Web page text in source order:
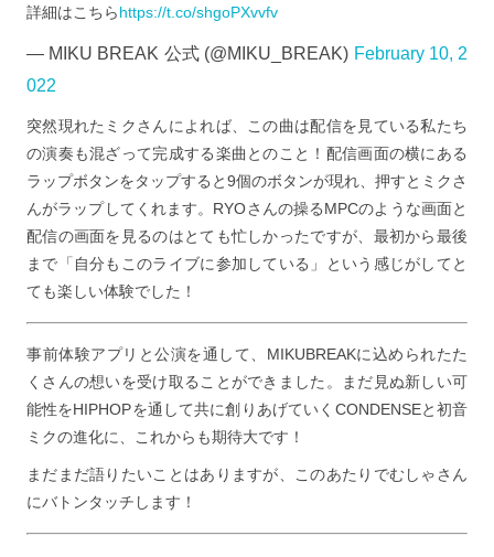
詳細はこちらhttps://t.co/shgoPXvvfv
— MIKU BREAK 公式 (@MIKU_BREAK) February 10, 2
022
突然現れたミクさんによれば、この曲は配信を見ている私たち
の演奏も混ざって完成する楽曲とのこと！配信画面の横にある
ラップボタンをタップすると9個のボタンが現れ、押すとミクさ
んがラップしてくれます。RYOさんの操るMPCのような画面と
配信の画面を見るのはとても忙しかったですが、最初から最後
まで「自分もこのライブに参加している」という感じがしてと
ても楽しい体験でした！
事前体験アプリと公演を通して、MIKUBREAKに込められたた
くさんの想いを受け取ることができました。まだ見ぬ新しい可
能性をHIPHOPを通して共に創りあげていくCONDENSEと初音
ミクの進化に、これからも期待大です！
まだまだ語りたいことはありますが、このあたりでむしゃさん
にバトンタッチします！